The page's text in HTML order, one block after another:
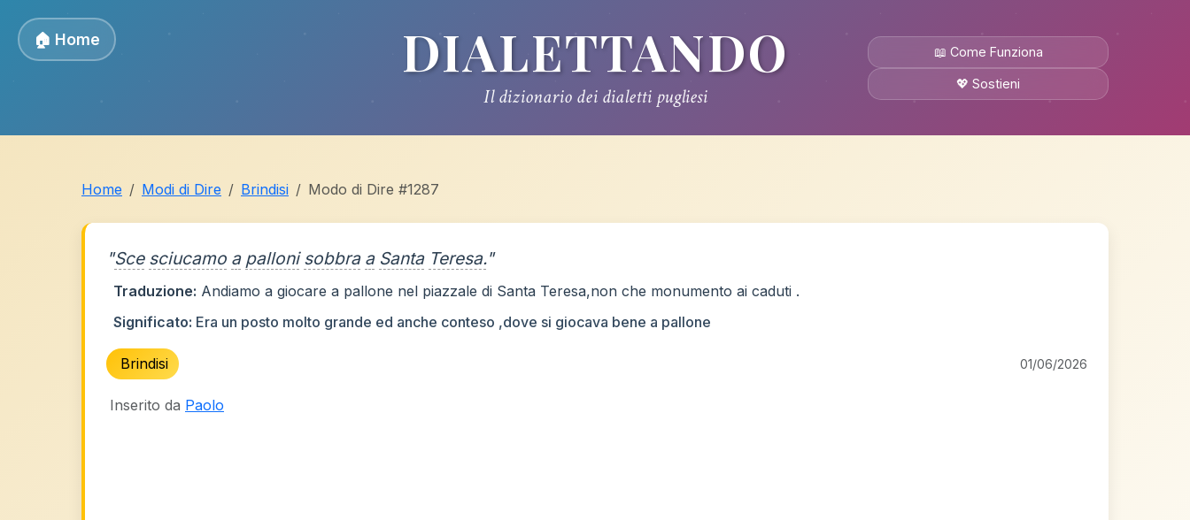
🏠 Home DIALETTANDO
Il dizionario dei dialetti pugliesi
📖 Come Funziona
💖 Sostieni
Home Modi di Dire Brindisi Modo di Dire #1287
"Sce sciucamo a palloni sobbra a Santa Teresa."
Traduzione: Andiamo a giocare a pallone nel piazzale di Santa Teresa,non che monumento ai caduti .
Significato: Era un posto molto grande ed anche conteso ,dove si giocava bene a pallone
Brindisi 01/06/2026
Inserito da Paolo